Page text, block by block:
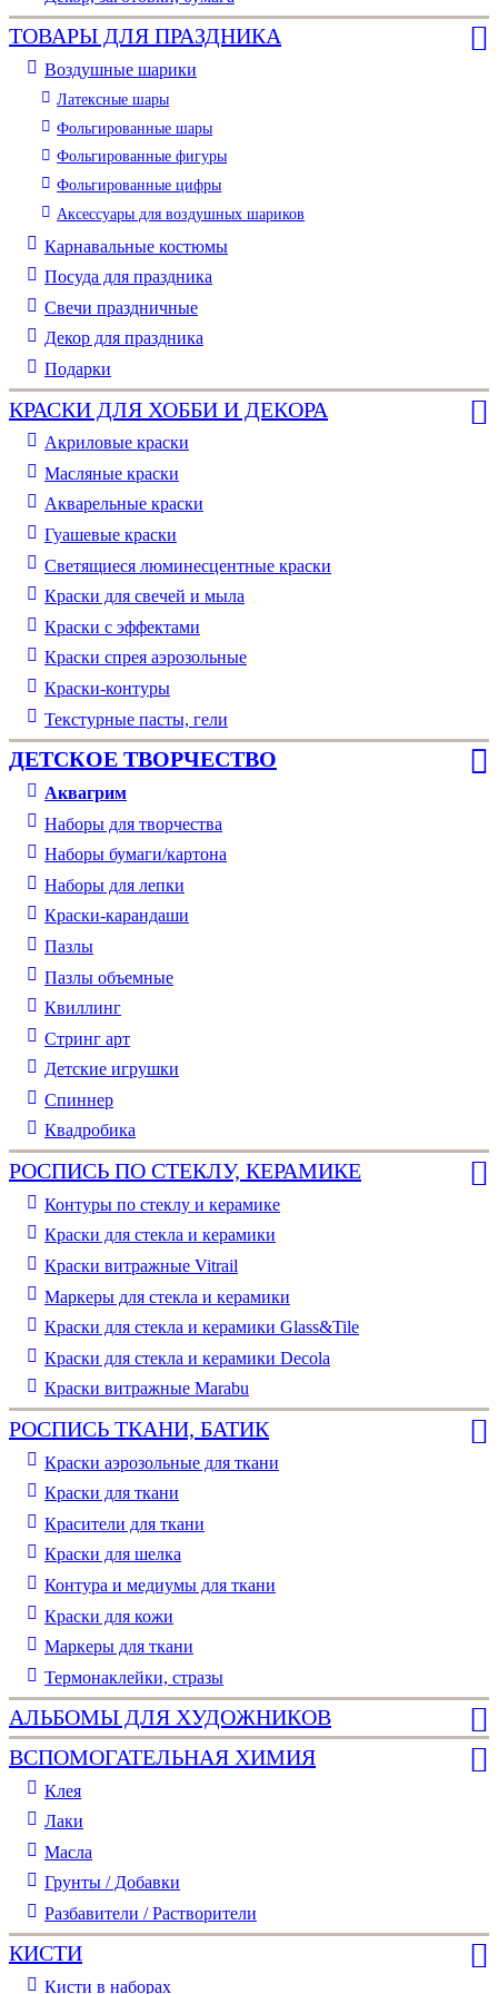
ТОВАРЫ ДЛЯ ПРАЗДНИКА
Воздушные шарики
Латексные шары
Фольгированные шары
Фольгированные фигуры
Фольгированные цифры
Аксессуары для воздушных шариков
Карнавальные костюмы
Посуда для праздника
Свечи праздничные
Декор для праздника
Подарки
КРАСКИ ДЛЯ ХОББИ И ДЕКОРА
Акриловые краски
Масляные краски
Акварельные краски
Гуашевые краски
Светящиеся люминесцентные краски
Краски для свечей и мыла
Краски с эффектами
Краски спрея аэрозольные
Краски-контуры
Текстурные пасты, гели
ДЕТСКОЕ ТВОРЧЕСТВО
Аквагрим
Наборы для творчества
Наборы бумаги/картона
Наборы для лепки
Краски-карандаши
Пазлы
Пазлы объемные
Квиллинг
Стринг арт
Детские игрушки
Спиннер
Квадробика
РОСПИСЬ ПО СТЕКЛУ, КЕРАМИКЕ
Контуры по стеклу и керамике
Краски для стекла и керамики
Краски витражные Vitrail
Маркеры для стекла и керамики
Краски для стекла и керамики Glass&Tile
Краски для стекла и керамики Decola
Краски витражные Marabu
РОСПИСЬ ТКАНИ, БАТИК
Краски аэрозольные для ткани
Краски для ткани
Красители для ткани
Краски для шелка
Контура и медиумы для ткани
Краски для кожи
Маркеры для ткани
Термонаклейки, стразы
АЛЬБОМЫ ДЛЯ ХУДОЖНИКОВ
ВСПОМОГАТЕЛЬНАЯ ХИМИЯ
Клея
Лаки
Масла
Грунты / Добавки
Разбавители / Растворители
КИСТИ
Кисти в наборах